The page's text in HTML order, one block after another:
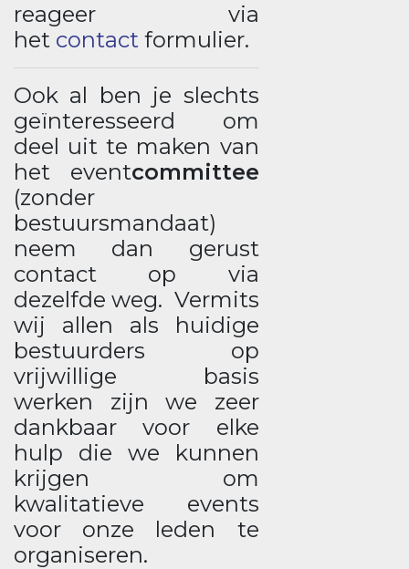
reageer via
het contact formulier.
Ook al ben je slechts
geïnteresseerd om
deel uit te maken van
het eventcommittee
(zonder
bestuursmandaat)
neem dan gerust
contact op via
dezelfde weg. Vermits
wij allen als huidige
bestuurders op
vrijwillige basis
werken zijn we zeer
dankbaar voor elke
hulp die we kunnen
krijgen om
kwalitatieve events
voor onze leden te
organiseren.